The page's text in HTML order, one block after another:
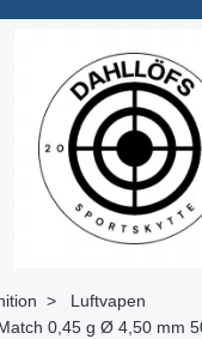
Luftvapen
0,45 g Ø 4,50 mm